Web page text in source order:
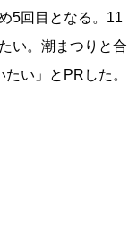
5回目となる。11
い。潮まつりと合
い」とPRした。